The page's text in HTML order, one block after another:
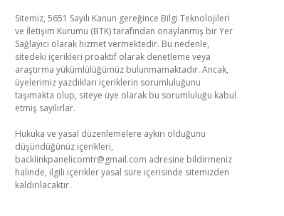
Sitemiz, 5651 Sayılı Kanun gereğince Bilgi Teknolojileri
ve İletişim Kurumu (BTK) tarafından onaylanmış bir Yer
Sağlayıcı olarak hizmet vermektedir. Bu nedenle,
sitedeki içerikleri proaktif olarak denetleme veya
araştırma yükümlülüğümüz bulunmamaktadır. Ancak,
üyelerimiz yazdıkları içeriklerin sorumluluğunu
taşımakta olup, siteye üye olarak bu sorumluluğu kabul
etmiş sayılırlar.
Hukuka ve yasal düzenlemelere aykırı olduğunu
düşündüğünüz içerikleri,
backlinkpanelicomtr@gmail.com adresine bildirmeniz
halinde, ilgili içerikler yasal süre içerisinde sitemizden
kaldırılacaktır.